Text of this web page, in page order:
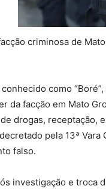
criminosa de
como
da facção em Mato
drogas, receptação,
pela 13ª
falso.
investigação e troca